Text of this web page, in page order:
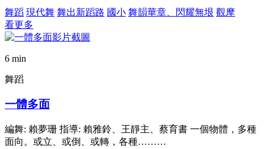
舞蹈 現代舞 舞出新蹈路 國小 舞韻華章、閃耀無垠 觀摩
看更多
6 min
舞蹈
一體多面
編舞: 賴夢珊 指導: 賴雅鈴、王靜主、蔡育書 一個物體，多種
面向。或立、或倒、或轉，各種………